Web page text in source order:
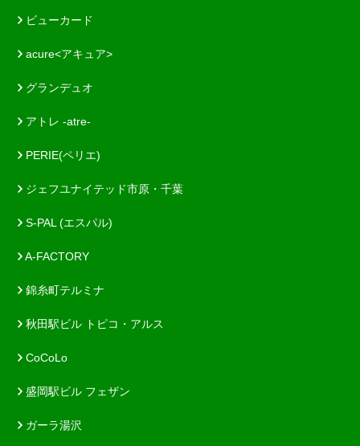
ビューカード
acure<アキュア>
グランデュオ
アトレ -atre-
PERIE(ペリエ)
ジェフユナイテッド市原・千葉
S-PAL (エスパル)
A-FACTORY
錦糸町テルミナ
秋田駅ビル トピコ・アルス
CoCoLo
盛岡駅ビル フェザン
ガーラ湯沢